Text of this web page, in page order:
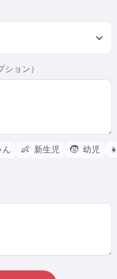
ョン）
ん 👶 新生児 🧒 幼児